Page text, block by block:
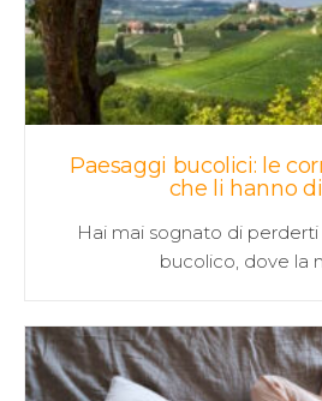
Paesaggi bucolici: le
che li hanno
Hai mai sognato di
bucolico, dove la